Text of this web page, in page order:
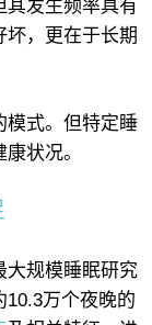
发生频率具有
坏，更在于长期
模式。但特定睡
状况。
大规模睡眠研究
万个夜晚的